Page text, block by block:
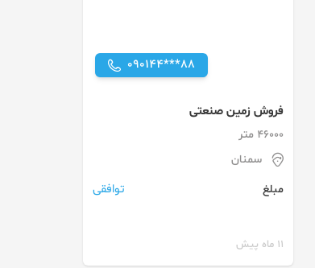
090144***88
فروش زمین صنعتی
46000 متر
سمنان
مبلغ
توافقی
11 ماه پیش